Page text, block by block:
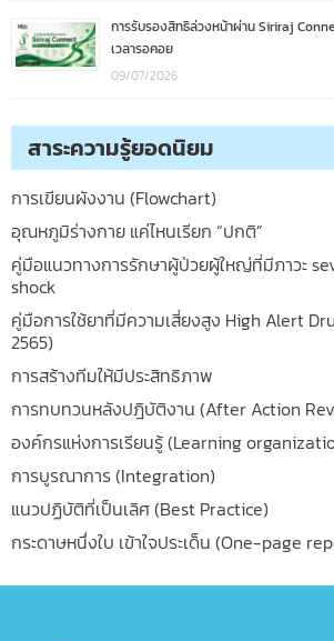
การรับรองสิทธิล่วงหน้าผ่าน Siriraj
เวลารอคอย
09/07/2026
สาระความรู้ยอดนิยม
การเขียนผังงาน (Flowchart)
อุณหภูมิร่างกาย แค่ไหนเรียก “ปกติ”
คู่มือแนวทางการรักษาผู้ป่วยผู้ใหญ่ที่มีภาวะ
shock
คู่มือการใช้ยาที่มีความเสี่ยงสูง High Alert
2565)
การสร้างทีมให้มีประสิทธิภาพ
การทบทวนหลังปฎิบัติงาน (After Action
องค์กรแห่งการเรียนรู้ (Learning
การบูรณาการ (Integration)
แนวปฏิบัติที่เป็นเลิศ (Best Practice)
กระดาษหนึ่งใบ เข้าใจประเด็น (One-page